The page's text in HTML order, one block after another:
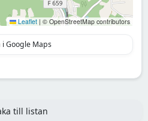
Leaflet | © OpenStreetMap contributors
Google Maps
till listan